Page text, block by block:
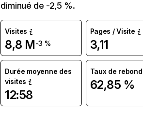
diminué de -2,5 %.
Visites
8,8 M-3 %
Pages / Visite
3,11
Durée moyenne des
visites
12:58
Taux de rebond
62,85 %